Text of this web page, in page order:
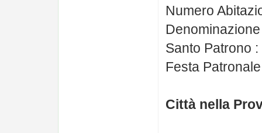
Numero
Santo Patrono
Festa
Città nella